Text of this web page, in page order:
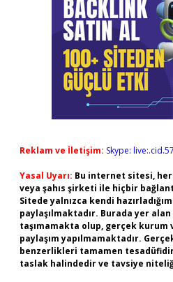
Reklam ve İletişim: Skype:
Yasal Uyarı: Bu internet sitesi,
veya şahıs şirketi ile hiçbir
Sitede yalnızca kendi
paylaşılmaktadır. Burada yer
taşımamakta olup, gerçek kurum
paylaşım yapılmamaktadır.
benzerlikleri tamamen
taslak halindedir ve tavsiye